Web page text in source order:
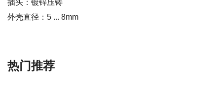
插头：镀锌压铸
外壳直径：5 ... 8mm
热门推荐